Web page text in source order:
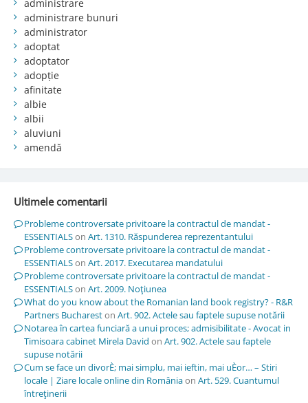
administrare
administrare bunuri
administrator
adoptat
adoptator
adopție
afinitate
albie
albii
aluviuni
amendă
Ultimele comentarii
Probleme controversate privitoare la contractul de mandat -
ESSENTIALSon Art. 1310. Răspunderea reprezentantului
Probleme controversate privitoare la contractul de mandat -
ESSENTIALSon Art. 2017. Executarea mandatului
Probleme controversate privitoare la contractul de mandat -
ESSENTIALSon Art. 2009. Noţiunea
What do you know about the Romanian land book registry? - R&R
Partners Buchareston Art. 902. Actele sau faptele supuse notării
Notarea în cartea funciară a unui proces; admisibilitate - Avocat in
Timisoara cabinet Mirela David on Art. 902. Actele sau faptele
supuse notării
Cum se face un divorÈ; mai simplu, mai ieftin, mai uÈor… – Stiri
locale | Ziare locale online din Româniaon Art. 529. Cuantumul
întreţinerii